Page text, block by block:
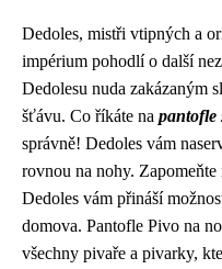
Dedoles, mistři vtipných a
impérium pohodlí o další
Dedolesu nuda zakázaným
šťávu. Co říkáte na pantofle
správně! Dedoles vám
rovnou na nohy.
Dedoles vám přináší
domova. Pantofle Pivo na
všechny pivaře a pivarky,